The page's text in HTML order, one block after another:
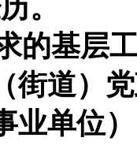
。
的基层
街道）
业单位